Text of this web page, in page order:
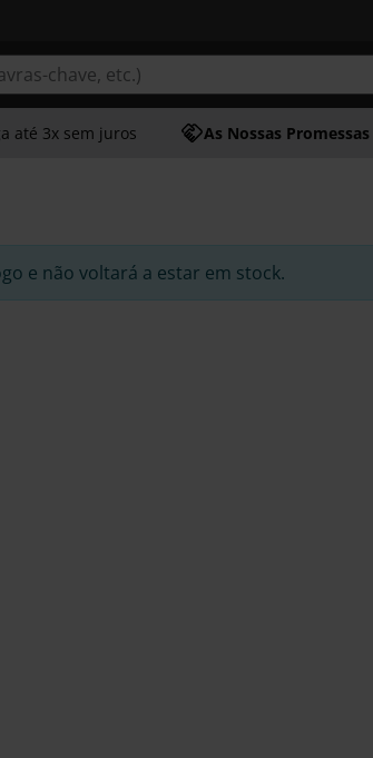
até 3x sem juros As Nossas Promessas
e não voltará a estar em stock.